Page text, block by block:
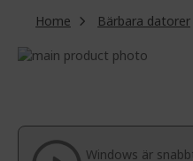
Home
Bärbara datorer
Skip
of
beginning
Windows är